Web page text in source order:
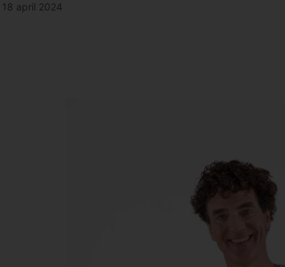
18 april 2024